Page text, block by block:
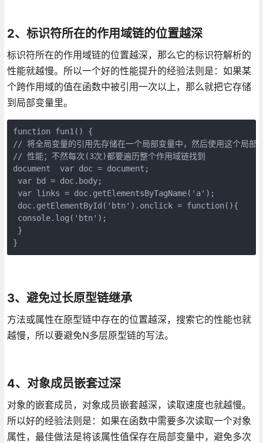
2、标识符所在的作用域链的位置越深
标识符所在的作用域链的位置越深，那么它的标识符解析的
性能就越慢。所以一个好的性能提升的经验法则是：如果某
个跨作用域的值在函数中被引用一次以上，那么就把它存储
到局部变量里。
function fun1() {
// 将全局变量的引用先存储在一个局部变量中，然后使用这
// 性能；不然每次(3次)都要遍历整个作用域链找到
document  var doc = document;
var bd = doc.body;
var links = doc.getElementsByTagName('a');
doc.getElementById('btn').onclick = function(){
console.log('btn');
}
}
3、避免过长原型链继承
方法或属性在原型链中存在的位置越深，搜索它的性能也就
越慢，所以要避免N多层原型链的写法。
4、对象成员嵌套过深
对象的嵌套成员，对象成员嵌套越深，读取速度也就越慢。
所以好的经验法则是：如果在函数中需要多次读取一个对象
属性，最佳做法是将该属性值保存在局部变量中，避免多次